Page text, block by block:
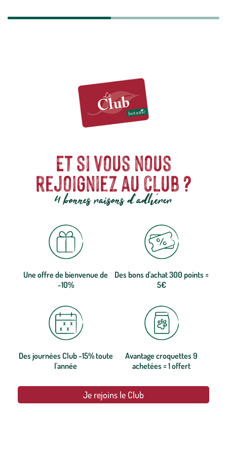
Et si vous nous
rejoigniez au club ?
4 bonnes raisons d'adhérer
Une offre de bienvenue de
-10%
Des bons d'achat 300 points =
5€
Des journées Club -15% toute
l'année
Avantage croquettes 9
achetées = 1 offert
Je rejoins le Club